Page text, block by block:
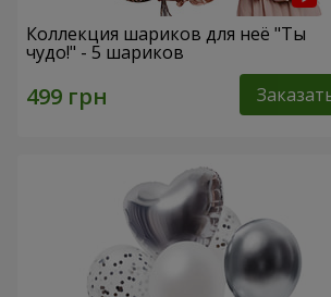
Коллекция шариков для неё "Ты
чудо!" - 5 шариков